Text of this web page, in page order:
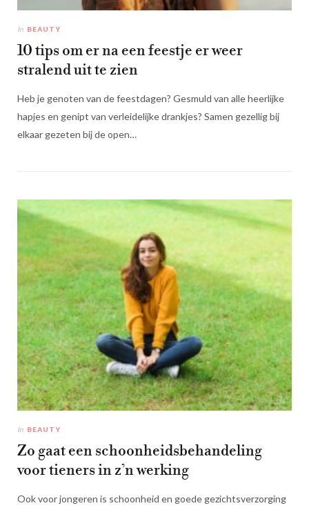
In BEAUTY
10 tips om er na een feestje er weer
stralend uit te zien
Heb je genoten van de feestdagen? Gesmuld van alle heerlijke
hapjes en genipt van verleidelijke drankjes? Samen gezellig bij
elkaar gezeten bij de open…
In BEAUTY
Zo gaat een schoonheidsbehandeling
voor tieners in z’n werking
Ook voor jongeren is schoonheid en goede gezichtsverzorging